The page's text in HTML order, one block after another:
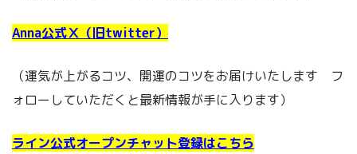
Anna公式Ⅹ（旧twitter）
（運気が上がるコツ、開運のコツをお届けいたします フ
ォローしていただくと最新情報が手に入ります）
ライン公式オープンチャット登録はこちら